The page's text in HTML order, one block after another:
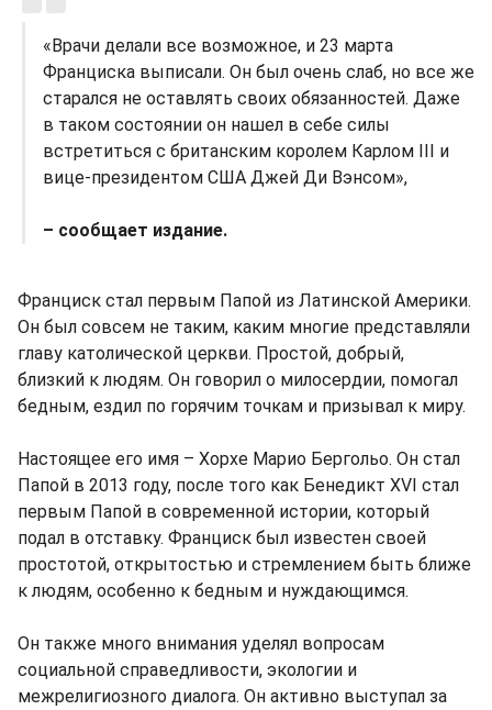
«Врачи делали все возможное, и 23 марта
Франциска выписали. Он был очень слаб, но все же
старался не оставлять своих обязанностей. Даже
в таком состоянии он нашел в себе силы
встретиться с британским королем Карлом III и
вице-президентом США Джей Ди Вэнсом»,
– сообщает издание.
Франциск стал первым Папой из Латинской Америки.
Он был совсем не таким, каким многие представляли
главу католической церкви. Простой, добрый,
близкий к людям. Он говорил о милосердии, помогал
бедным, ездил по горячим точкам и призывал к миру.
Настоящее его имя – Хорхе Марио Бергольо. Он стал
Папой в 2013 году, после того как Бенедикт XVI стал
первым Папой в современной истории, который
подал в отставку. Франциск был известен своей
простотой, открытостью и стремлением быть ближе
к людям, особенно к бедным и нуждающимся.
Он также много внимания уделял вопросам
социальной справедливости, экологии и
межрелигиозного диалога. Он активно выступал за